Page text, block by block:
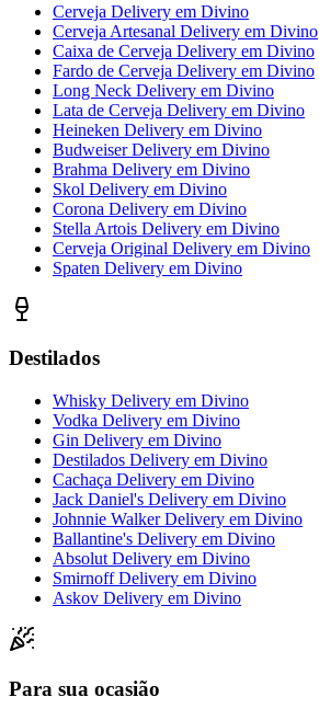
Cerveja Delivery em Divino
Cerveja Artesanal Delivery em Divino
Caixa de Cerveja Delivery em Divino
Fardo de Cerveja Delivery em Divino
Long Neck Delivery em Divino
Lata de Cerveja Delivery em Divino
Heineken Delivery em Divino
Budweiser Delivery em Divino
Brahma Delivery em Divino
Skol Delivery em Divino
Corona Delivery em Divino
Stella Artois Delivery em Divino
Cerveja Original Delivery em Divino
Spaten Delivery em Divino
Destilados
Whisky Delivery em Divino
Vodka Delivery em Divino
Gin Delivery em Divino
Destilados Delivery em Divino
Cachaça Delivery em Divino
Jack Daniel's Delivery em Divino
Johnnie Walker Delivery em Divino
Ballantine's Delivery em Divino
Absolut Delivery em Divino
Smirnoff Delivery em Divino
Askov Delivery em Divino
Para sua ocasião